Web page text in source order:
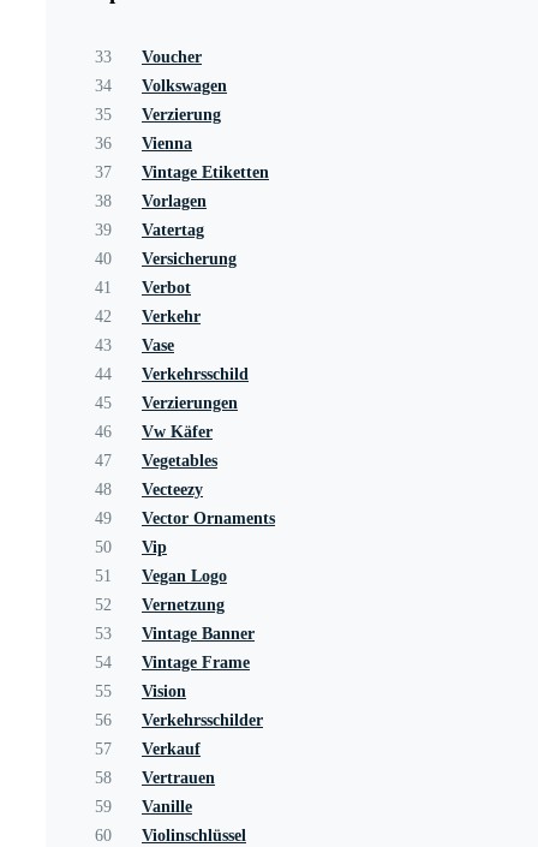
33
Voucher
34
Volkswagen
35
Verzierung
36
Vienna
37
Vintage Etiketten
38
Vorlagen
39
Vatertag
40
Versicherung
41
Verbot
42
Verkehr
43
Vase
44
Verkehrsschild
45
Verzierungen
46
Vw Käfer
47
Vegetables
48
Vecteezy
49
Vector Ornaments
50
Vip
51
Vegan Logo
52
Vernetzung
53
Vintage Banner
54
Vintage Frame
55
Vision
56
Verkehrsschilder
57
Verkauf
58
Vertrauen
59
Vanille
60
Violinschlüssel